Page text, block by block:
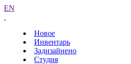
EN
Новое
Инвентарь
Задизайнено
Студия